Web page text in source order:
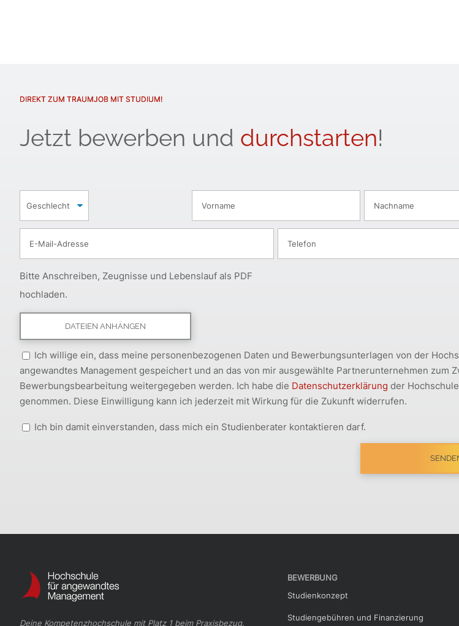
DIREKT ZUM TRAUMJOB MIT STUDIUM!
Jetzt bewerben und durchstarten!
Bitte Anschreiben, Zeugnisse und Lebenslauf als PDF
hochladen.
Ich willige ein, dass meine personenbezogenen Daten und Bewerbungsunterlagen von der
angewandtes Management gespeichert und an das von mir ausgewählte Partnerunternehmen zum
Bewerbungsbearbeitung weitergegeben werden. Ich habe die Datenschutzerklärung der
genommen. Diese Einwilligung kann ich jederzeit mit Wirkung für die Zukunft widerrufen.
Ich bin damit einverstanden, dass mich ein Studienberater kontaktieren darf.
Deine Kompetenzhochschule mit Platz 1 beim Praxisbezug.
BEWERBUNG
Studienkonzept
Studiengebühren und Finanzierung